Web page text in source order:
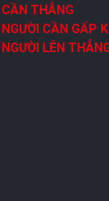
THẲNG
CẦN GẤP
LÊN